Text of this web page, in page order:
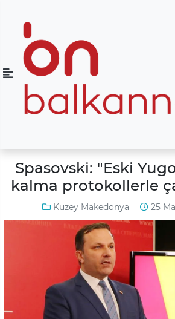
Spasovski: "Eski
kalma protokollerle
Kuzey Makedonya 25